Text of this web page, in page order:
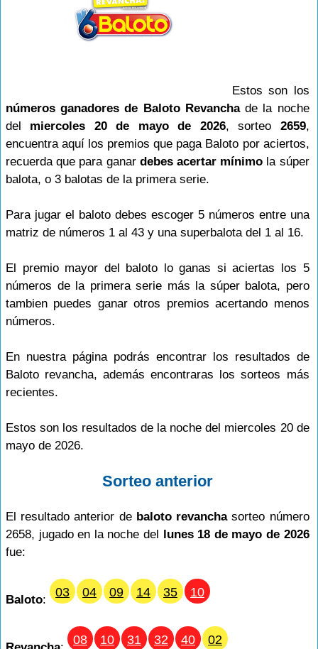
Estos son los
números ganadores de Baloto Revanchade la noche
del miercoles 20 de mayo de 2026, sorteo 2659,
encuentra aquí los premios que paga Baloto por aciertos,
recuerda que para ganar debes acertar mínimo la súper
balota, o 3 balotas de la primera serie.
Para jugar el baloto debes escoger 5 números entre una
matriz de números 1 al 43 y una superbalota del 1 al 16.
El premio mayor del baloto lo ganas si aciertas los 5
números de la primera serie más la súper balota, pero
tambien puedes ganar otros premios acertando menos
números.
En nuestra página podrás encontrar los resultados de
Baloto revancha, además encontraras los sorteos más
recientes.
Estos son los resultados de la noche del miercoles 20 de
mayo de 2026.
Sorteo anterior
El resultado anterior de baloto revanchasorteo número
2658, jugado en la noche del lunes 18 de mayo de 2026
fue:
Baloto:
03 04 09 14 35 10
08 10 31 32 40 02